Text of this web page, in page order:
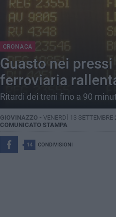
CRONACA
Guasto nei
ferroviaria
Ritardi dei treni fino a 90
GIOVINAZZO - VENERDÌ 13 SETTEMBRE
COMUNICATO STAMPA
14 CONDIVISIONI